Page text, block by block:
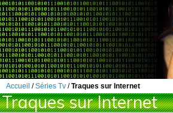
Accueil /Séries Tv /Traques sur Internet
Traques sur Internet